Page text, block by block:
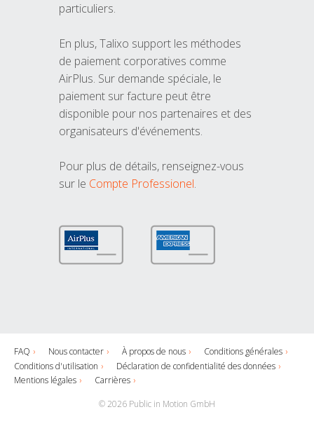
particuliers.
En plus, Talixo support les méthodes
de paiement corporatives comme
AirPlus. Sur demande spéciale, le
paiement sur facture peut être
disponible pour nos partenaires et des
organisateurs d'événements.
Pour plus de détails, renseignez-vous
sur le Compte Professionel.
FAQ Nous contacter À propos de nous
Conditions générales
Conditions d'utilisation
Déclaration de confidentialité des données
Mentions légales
Carrières
© 2026 Public in Motion GmbH